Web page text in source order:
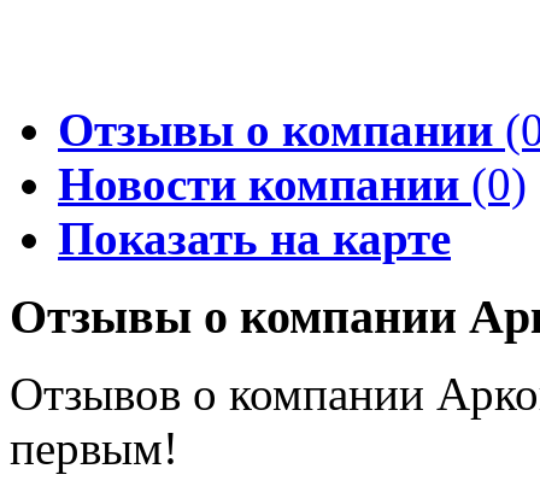
Отзывы о компании
Новости компании (0)
Показать на карте
Отзывы о компании
Отзывов о компании
первым!